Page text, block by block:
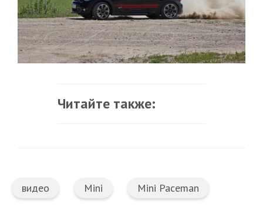
Читайте также:
видео Mini Mini Paceman